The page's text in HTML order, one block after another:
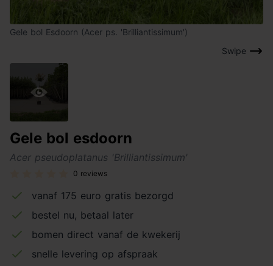
Swipe
Gele bol Esdoorn (Acer ps. 'Brilliantissimum')
Gele bol esdoorn
Acer pseudoplatanus 'Brilliantissimum'
0 reviews
vanaf 175 euro gratis bezorgd
bestel nu, betaal later
bomen direct vanaf de kwekerij
snelle levering op afspraak